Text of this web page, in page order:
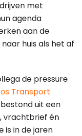
met
agenda
aan de
huis als het af
de pressure
Transport
uit een
vrachtbrief én
is in de jaren